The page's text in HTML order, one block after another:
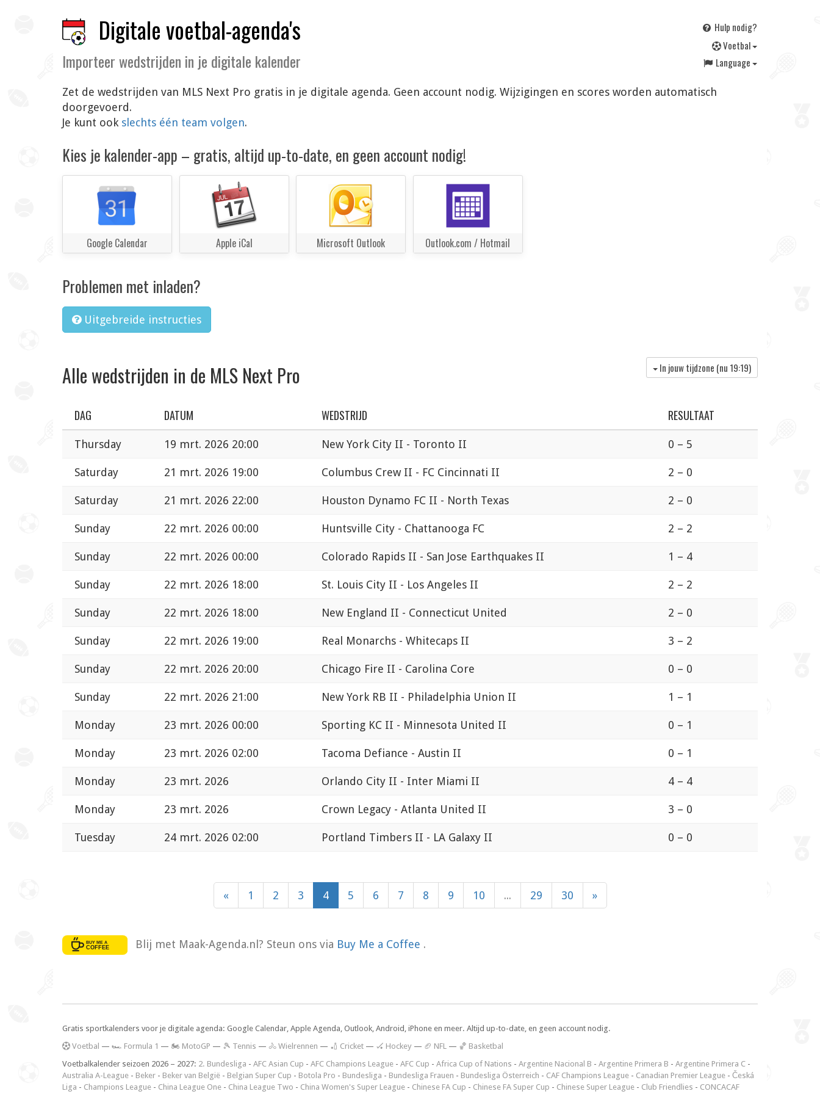
Digitale voetbal-agenda's
Importeer wedstrijden in je digitale kalender
Hulp nodig?
Voetbal
Language
Zet de wedstrijden van MLS Next Pro gratis in je digitale agenda. Geen account nodig. Wijzigingen en scores worden automatisch
doorgevoerd.
Je kunt ook slechts één team volgen.
Kies je kalender-app – gratis, altijd up-to-date, en geen account nodig!
Google Calendar Apple iCal Microsoft Outlook Outlook.com / Hotmail
Problemen met inladen?
Uitgebreide instructies
Alle wedstrijden in de MLS Next Pro In jouw tijdzone (nu 19:19)
DAG DATUM WEDSTRIJD RESULTAAT
Thursday 19 mrt. 2026 20:00 New York City II - Toronto II 0 – 5
Saturday 21 mrt. 2026 19:00 Columbus Crew II - FC Cincinnati II 2 – 0
Saturday 21 mrt. 2026 22:00 Houston Dynamo FC II - North Texas 2 – 0
Sunday 22 mrt. 2026 00:00 Huntsville City - Chattanooga FC 2 – 2
Sunday 22 mrt. 2026 00:00 Colorado Rapids II - San Jose Earthquakes II 1 – 4
Sunday 22 mrt. 2026 18:00 St. Louis City II - Los Angeles II 2 – 2
Sunday 22 mrt. 2026 18:00 New England II - Connecticut United 2 – 0
Sunday 22 mrt. 2026 19:00 Real Monarchs - Whitecaps II 3 – 2
Sunday 22 mrt. 2026 20:00 Chicago Fire II - Carolina Core 0 – 0
Sunday 22 mrt. 2026 21:00 New York RB II - Philadelphia Union II 1 – 1
Monday 23 mrt. 2026 00:00 Sporting KC II - Minnesota United II 0 – 1
Monday 23 mrt. 2026 02:00 Tacoma Defiance - Austin II 0 – 1
Monday 23 mrt. 2026 Orlando City II - Inter Miami II 4 – 4
Monday 23 mrt. 2026 Crown Legacy - Atlanta United II 3 – 0
Tuesday 24 mrt. 2026 02:00 Portland Timbers II - LA Galaxy II 0 – 0
« 1 2 3 4 5 6 7 8 9 10 ... 29 30 »
Blij met Maak-Agenda.nl? Steun ons via Buy Me a Coffee .
Gratis sportkalenders voor je digitale agenda: Google Calendar, Apple Agenda, Outlook, Android, iPhone en meer. Altijd up-to-date, en geen account nodig.
Voetbal — 🏎️ Formula 1 — 🏍 MotoGP — 🎾 Tennis — 🚴 Wielrennen — 🏏 Cricket — 🏑 Hockey — 🏈 NFL — 🏀 Basketbal
Voetbalkalender seizoen 2026 – 2027: 2. Bundesliga - AFC Asian Cup - AFC Champions League - AFC Cup - Africa Cup of Nations - Argentine Nacional B - Argentine Primera B - Argentine Primera C -
Australia A-League - Beker - Beker van België - Belgian Super Cup - Botola Pro - Bundesliga - Bundesliga Frauen - Bundesliga Österreich - CAF Champions League - Canadian Premier League - Česká
Liga - Champions League - China League One - China League Two - China Women's Super League - Chinese FA Cup - Chinese FA Super Cup - Chinese Super League - Club Friendlies - CONCACAF